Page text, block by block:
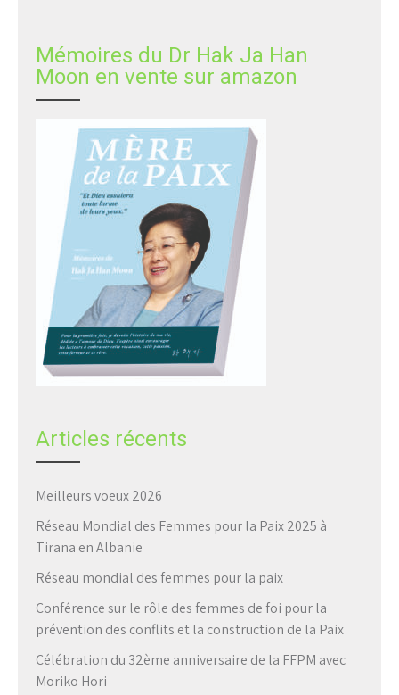
Mémoires du Dr Hak Ja Han
Moon en vente sur amazon
Articles récents
Meilleurs voeux 2026
Réseau Mondial des Femmes pour la Paix 2025 à
Tirana en Albanie
Réseau mondial des femmes pour la paix
Conférence sur le rôle des femmes de foi pour la
prévention des conflits et la construction de la Paix
Célébration du 32ème anniversaire de la FFPM avec
Moriko Hori